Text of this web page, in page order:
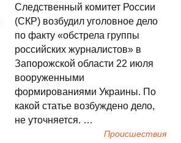
Следственный комитет России
(СКР) возбудил уголовное дело
по факту «обстрела группы
российских журналистов» в
Запорожской области 22 июля
вооруженными
формированиями Украины. По
какой статье возбуждено дело,
не уточняется. …
Происшествия